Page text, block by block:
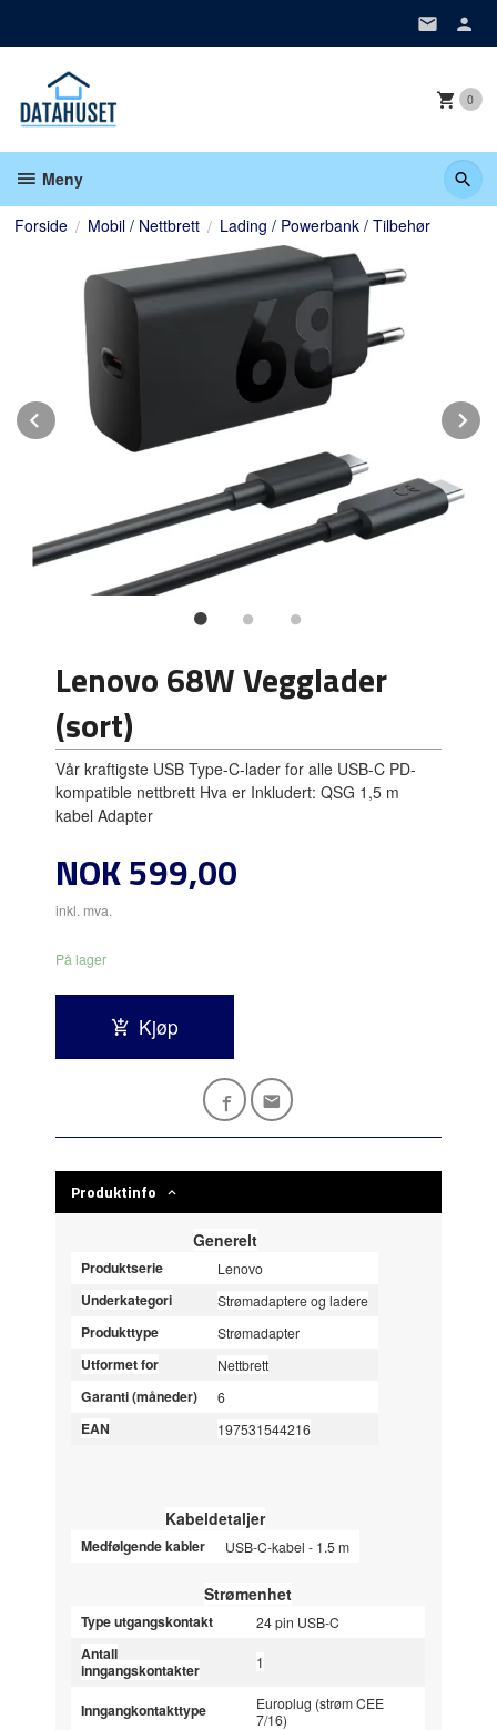
0
Meny
Forside Mobil / Nettbrett Lading / Powerbank / Tilbehør
Prev
Lenovo 68W Vegglader
(sort)
Vår kraftigste USB Type-C-lader for alle USB-C PD-
kompatible nettbrett Hva er Inkludert: QSG 1,5 m
kabel Adapter
Pris
NOK599,00
inkl. mva.
På lager
Kjøp
Produktinfo
Generelt
Produktserie Lenovo
Underkategori Strømadaptere og ladere
Produkttype Strømadapter
Utformet for Nettbrett
Garanti (måneder) 6
EAN 197531544216
Kabeldetaljer
Medfølgende kabler USB-C-kabel - 1.5 m
Strømenhet
Type utgangskontakt 24 pin USB-C
Antall
inngangskontakter
1
Inngangkontakttype
Europlug (strøm CEE
7/16)